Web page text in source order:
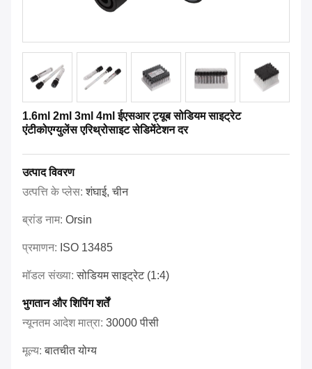
1.6ml 2ml 3ml 4ml ईएसआर ट्यूब सोडियम साइट्रेट
एंटीकोएग्युलेंस एरिथ्रोसाइट सेडिमेंटेशन दर
उत्पाद विवरण
उत्पत्ति के प्लेस:शंघाई, चीन
ब्रांड नाम: Orsin
प्रमाणन: ISO 13485
मॉडल संख्या:सोडियम साइट्रेट (1:4)
भुगतान और शिपिंग शर्तें
न्यूनतम आदेश मात्रा: 30000 पीसी
मूल्य:बातचीत योग्य